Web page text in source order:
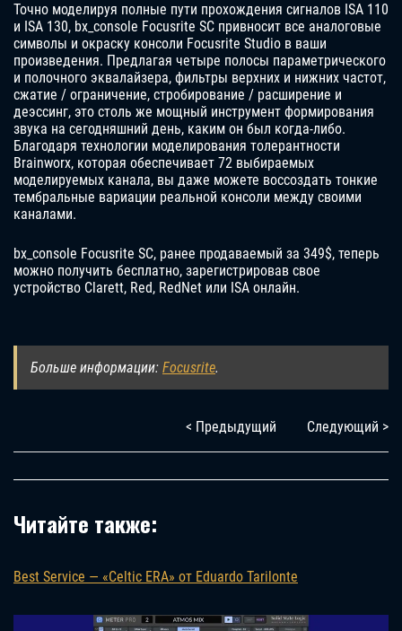
Точно моделируя полные пути прохождения сигналов ISA 110
и ISA 130, bx_console Focusrite SC привносит все аналоговые
символы и окраску консоли Focusrite Studio в ваши
произведения. Предлагая четыре полосы параметрического
и полочного эквалайзера, фильтры верхних и нижних частот,
сжатие / ограничение, стробирование / расширение и
деэссинг, это столь же мощный инструмент формирования
звука на сегодняшний день, каким он был когда-либо.
Благодаря технологии моделирования толерантности
Brainworx, которая обеспечивает 72 выбираемых
моделируемых канала, вы даже можете воссоздать тонкие
тембральные вариации реальной консоли между своими
каналами.
bx_console Focusrite SC, ранее продаваемый за 349$, теперь
можно получить бесплатно, зарегистрировав свое
устройство Clarett, Red, RedNet или ISA онлайн.
Больше информации: Focusrite.
< Предыдущий Следующий >
Читайте также:
Best Service — «Celtic ERA» от Eduardo Tarilonte